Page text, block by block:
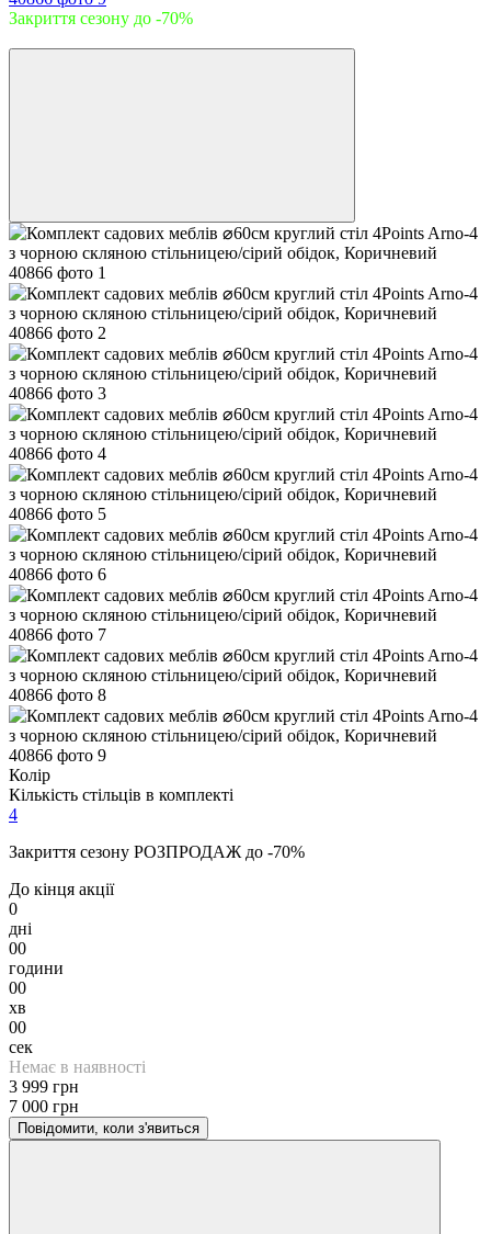
Закриття сезону до -70%
Колір
Кількість стільців в комплекті
4
Закриття сезону РОЗПРОДАЖ до -70%
До кінця акції
0
дні
00
години
00
хв
00
сек
Немає в наявності
3 999 грн
7 000 грн
Повідомити, коли з'явиться